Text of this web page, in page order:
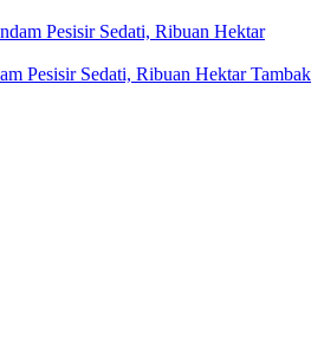
Pesisir Sedati, Ribuan Hektar Tambak